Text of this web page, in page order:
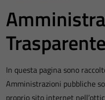
Trasparente
In questa pagina sono
Amministrazioni pubbliche
proprio sito internet